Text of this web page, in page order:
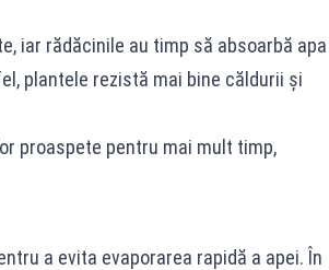
iar rădăcinile au timp să absoarbă apa
plantele rezistă mai bine căldurii şi
proaspete pentru mai mult timp,
a evita evaporarea rapidă a apei. În